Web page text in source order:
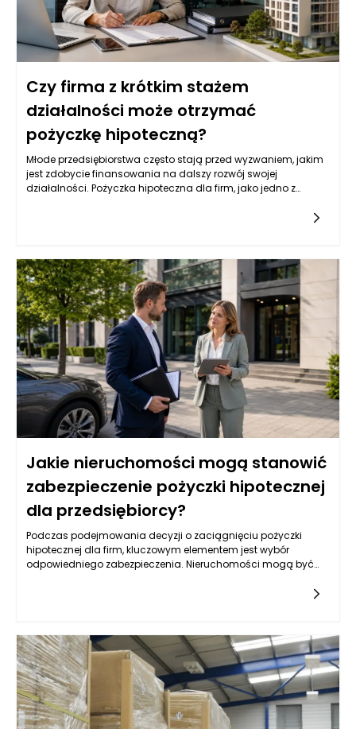
Czy firma z krótkim stażem
działalności może otrzymać
pożyczkę hipoteczną?
Młode przedsiębiorstwa często stają przed wyzwaniem, jakim
jest zdobycie finansowania na dalszy rozwój swojej
działalności. Pożyczka hipoteczna dla firm, jako jedno z
powinni zatem zrozumieć, jakie czynniki wpływają na decyzję
banków i instytucji pożyczkowych w kontekście udzielania
pożyczek hipotecznych.
Jakie nieruchomości mogą stanowić
zabezpieczenie pożyczki hipotecznej
dla przedsiębiorcy?
Podczas podejmowania decyzji o zaciągnięciu pożyczki
hipotecznej dla firm, kluczowym elementem jest wybór
odpowiedniego zabezpieczenia. Nieruchomości mogą być
wykorzystywania w kontekście uzyskiwania pożyczek.
Kluczowym czynnikiem jest ich wartość rynkowa,
przyszłościowe możliwości zysku oraz rodzaj biznesu, który
przedsiębiorca prowadzi.